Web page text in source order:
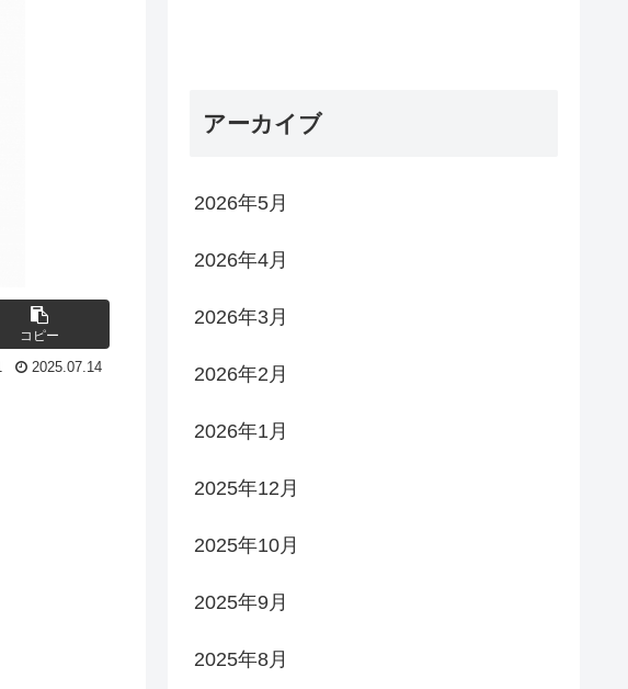
コピー
2025.07.14
アーカイブ
2026年5月
2026年4月
2026年3月
2026年2月
2026年1月
2025年12月
2025年10月
2025年9月
2025年8月